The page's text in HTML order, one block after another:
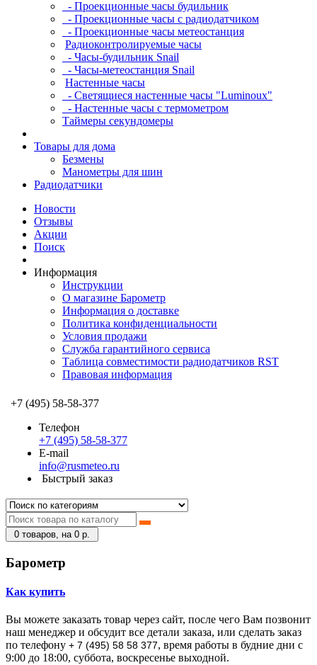
- Проекционные часы будильник
- Проекционные часы с радиодатчиком
- Проекционные часы метеостанция
Радиоконтролируемые часы
- Часы-будильник Snail
- Часы-метеостанция Snail
Настенные часы
- Светящиеся настенные часы "Luminoux"
- Настенные часы с термометром
Таймеры секундомеры
Товары для дома
Безмены
Манометры для шин
Радиодатчики
Новости
Отзывы
Акции
Поиск
Информация
Инструкции
О магазине Барометр
Информация о доставке
Политика конфиденциальности
Условия продажи
Служба гарантийного сервиса
Таблица совместимости радиодатчиков RST
Правовая информация
+7 (495) 58-58-377
Телефон
+7 (495) 58-58-377
E-mail
info@rusmeteo.ru
Быстрый заказ
0 товаров, на 0 р.
Барометр
Как купить
Вы можете заказать товар через сайт, после чего Вам позвонит
наш менеджер и обсудит все детали заказа, или сделать заказ
по телефону + 7 (495) 58 58 377, время работы в будние дни с
9:00 до 18:00, суббота, воскресенье выходной.